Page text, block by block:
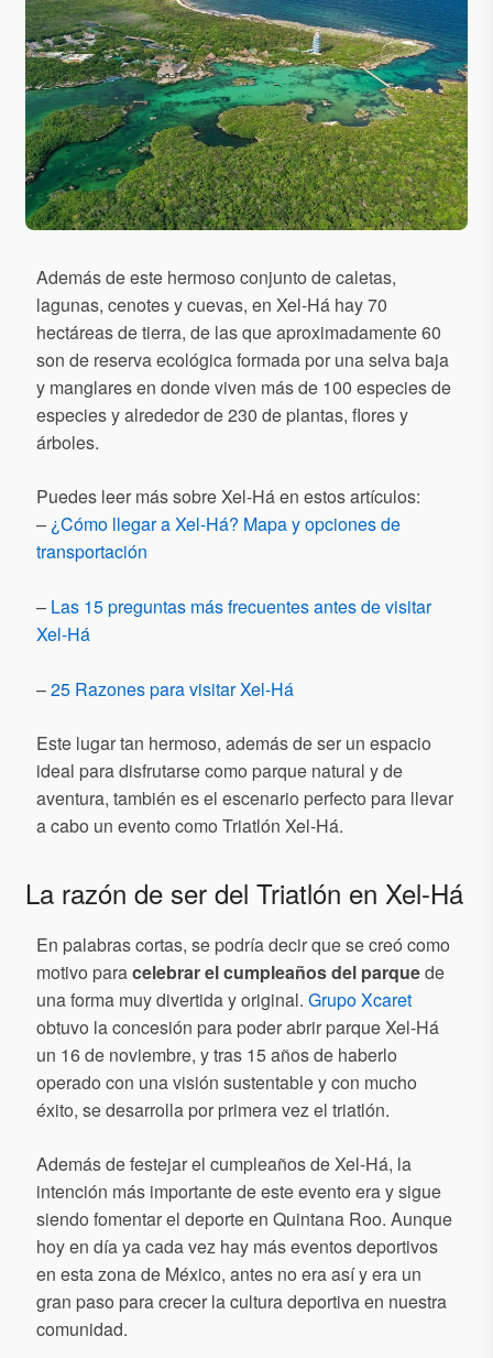
Además de este hermoso conjunto de caletas,
lagunas, cenotes y cuevas, en Xel-Há hay 70
hectáreas de tierra, de las que aproximadamente 60
son de reserva ecológica formada por una selva baja
y manglares en donde viven más de 100 especies de
especies y alrededor de 230 de plantas, flores y
árboles.
Puedes leer más sobre Xel-Há en estos artículos:
– ¿Cómo llegar a Xel-Há? Mapa y opciones de
transportación
– Las 15 preguntas más frecuentes antes de visitar
Xel-Há
–25 Razones para visitar Xel-Há
Este lugar tan hermoso, además de ser un espacio
ideal para disfrutarse como parque natural y de
aventura, también es el escenario perfecto para llevar
a cabo un evento como Triatlón Xel-Há.
La razón de ser del Triatlón en Xel-Há
En palabras cortas, se podría decir que se creó como
motivo paracelebrar el cumpleaños del parquede
una forma muy divertida y original. Grupo Xcaret
obtuvo la concesión para poder abrir parque Xel-Há
un 16 de noviembre, y tras 15 años de haberlo
operado con una visión sustentable y con mucho
éxito, se desarrolla por primera vez el triatlón.
Además de festejar el cumpleaños de Xel-Há, la
intención más importante de este evento era y sigue
siendo fomentar el deporte en Quintana Roo. Aunque
hoy en día ya cada vez hay más eventos deportivos
en esta zona de México, antes no era así y era un
gran paso para crecer la cultura deportiva en nuestra
comunidad.